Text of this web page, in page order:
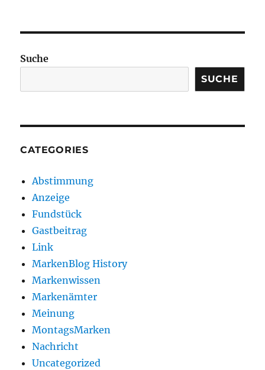
Suche
SUCHE
CATEGORIES
Abstimmung
Anzeige
Fundstück
Gastbeitrag
Link
MarkenBlog History
Markenwissen
Markenämter
Meinung
MontagsMarken
Nachricht
Uncategorized